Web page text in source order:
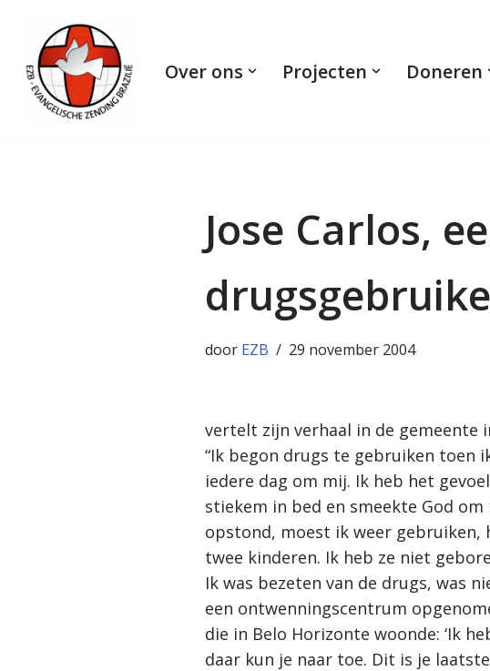
naar
Over ons Projecten Doneren
Jose Carlos,
door EZB 29 november 2004
vertelt zijn verhaal in de gemeente
“Ik begon drugs te gebruiken toen
iedere dag om mij. Ik heb het
stiekem in bed en smeekte God
opstond, moest ik weer gebruiken,
twee kinderen. Ik heb ze niet
Ik was bezeten van de drugs, was
een ontwenningscentrum
die in Belo Horizonte woonde: ‘Ik
daar kun je naar toe. Dit is je